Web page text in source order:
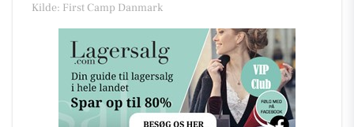
Kilde: First Camp Danmark